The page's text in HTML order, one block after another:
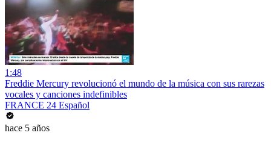
1:48
Freddie Mercury revolucionó el mundo de la música con sus rarezas
vocales y canciones indefinibles
FRANCE 24 Español
hace 5 años